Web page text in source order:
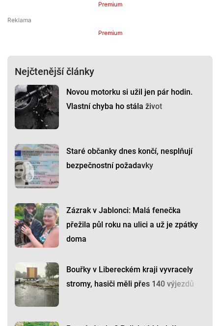
Premium
Premium
Nejčtenější články
Novou motorku si užil jen pár hodin.
Vlastní chyba ho stála život
Staré občanky dnes končí, nesplňují
bezpečnostní požadavky
Zázrak v Jablonci: Malá fenečka
přežila půl roku na ulici a už je zpátky
doma
Bouřky v Libereckém kraji vyvracely
stromy, hasiči měli přes 140 výjezdů